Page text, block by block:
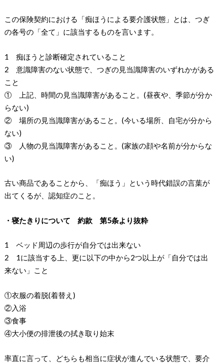
この保険契約における「痴ほうによる要介護状態」とは、つぎ
の各号の「全て」に該当するものを言います。
1 痴ほうと診断確定されていること
2 意識障害のない状態で、つぎの見当識障害のいずれかがある
こと
① 上記、時間の見当識障害があること。(昼夜や、季節が分か
らない)
② 場所の見当識障害があること。(今いる場所、自宅が分から
ない)
③ 人物の見当識障害があること。(家族の顔や名前が分からな
い)
古い商品であることから、「痴ほう」という時代錯誤の言葉が
出てくるが、認知症のこと。
・寝たきりについて 約款 第5条より抜粋
1 ベッド周辺の歩行が自分では出来ない
2 1に該当する上、更に以下の中から2つ以上が「自分では出
来ない」こと
①衣服の着脱(着替え)
②入浴
③食事
④大小便の排泄後の拭き取り始末
率直に言って、どちらも相当に症状が進んでいる状態で、要介